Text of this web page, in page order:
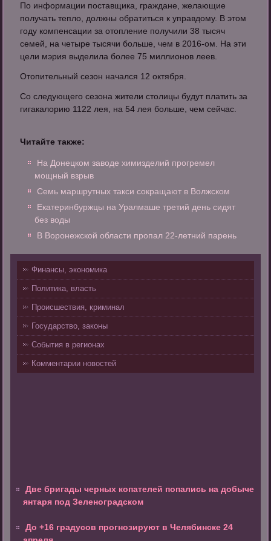
По информации поставщика, граждане, желающие
получать тепло, должны обратиться к управдому. В этом
году компенсации за отопление получили 38 тысяч
семей, на четыре тысячи больше, чем в 2016-ом. На эти
цели мэрия выделила более 75 миллионов леев.
Отопительный сезон начался 12 октября.
Со следующего сезона жители столицы будут платить за
гигакалорию 1122 лея, на 54 лея больше, чем сейчас.
Читайте также:
На Донецком заводе химизделий прогремел
мощный взрыв
Семь маршрутных такси сокращают в Волжском
Екатеринбуржцы на Уралмаше третий день сидят
без воды
В Воронежской области пропал 22-летний парень
Финансы, экономика
Политика, власть
Происшествия, криминал
Государство, законы
События в регионах
Комментарии новостей
Две бригады черных копателей попались на добыче
янтаря под Зеленоградском
До +16 градусов прогнозируют в Челябинске 24